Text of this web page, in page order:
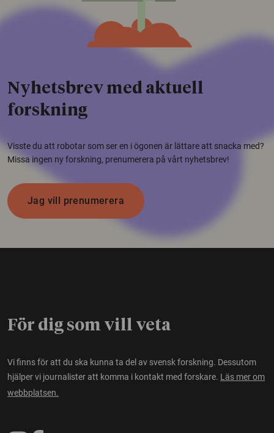
Nyhetsbrev med aktuell
forskning
Visste du att robotar som ser en i ögonen är lättare att snacka med?
Missa ingen ny forskning, prenumerera på vårt nyhetsbrev!
Jag vill prenumerera
För dig som vill veta
Vi finns för att du ska kunna ta del av svensk forskning. Dessutom
hjälper vi journalister att komma i kontakt med forskare. Läs mer om
webbplatsen.